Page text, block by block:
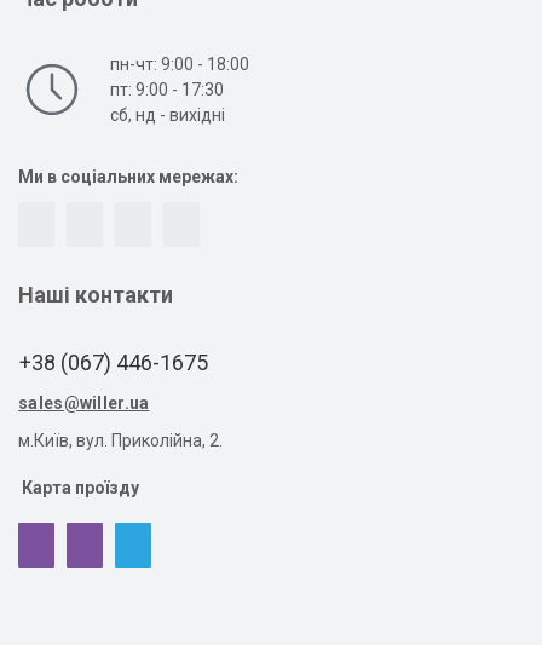
пн-чт: 9:00 - 18:00
пт: 9:00 - 17:30
сб, нд - вихідні
Ми в соціальних мережах:
Наші контакти
+38 (067) 446-1675
sales@willer.ua
м.Київ, вул. Приколійна, 2.
Карта проїзду